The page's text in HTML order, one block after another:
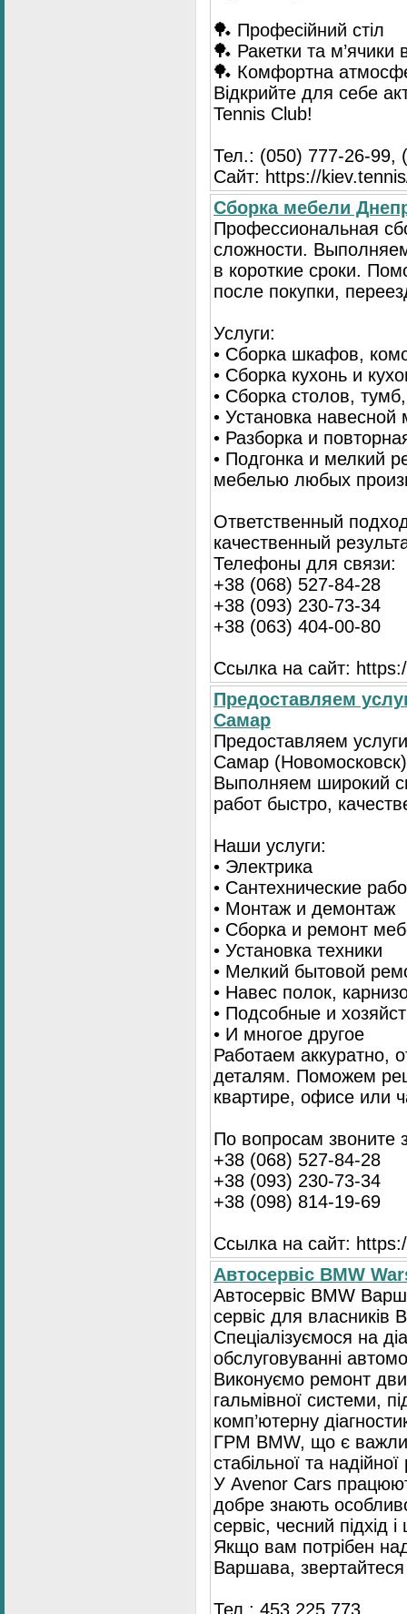
🏓 Професійний стіл
🏓 Ракетки та м’ячики
🏓 Комфортна
Відкрийте для себе
Tennis Club!
Тел.: (050) 777-26-99,
Сайт: https://
Сборка мебели
Профессиональная
сложности.
в короткие сроки.
после покупки,
Услуги:
• Сборка шкафов,
• Сборка кухонь и
• Сборка столов,
• Установка
• Разборка и
• Подгонка и мелкий
мебелью любых
Ответственный
качественный
Телефоны для связи:
+38 (068) 527-84-28
+38 (093) 230-73-34
+38 (063) 404-00-80
Ссылка на сайт:
Предоставляем
Самар
Предоставляем
Самар
Выполняем широкий
работ быстро,
Наши услуги:
• Электрика
• Сантехнические
• Монтаж и демонтаж
• Сборка и ремонт
• Установка техники
• Мелкий бытовой
• Навес полок,
• Подсобные и
• И многое другое
Работаем аккуратно,
деталям. Поможем
квартире, офисе или
По вопросам звоните
+38 (068) 527-84-28
+38 (093) 230-73-34
+38 (098) 814-19-69
Ссылка на сайт:
Автосервіс BMW
Автосервіс BMW
сервіс для власників
Спеціалізуємося на
обслуговуванні
Виконуємо ремонт
гальмівної системи,
комп’ютерну
ГРМ BMW, що є
стабільної та
У Avenor Cars
добре знають
сервіс, чесний підхід
Якщо вам потрібен
Варшава,
Тел.: 453 225 773